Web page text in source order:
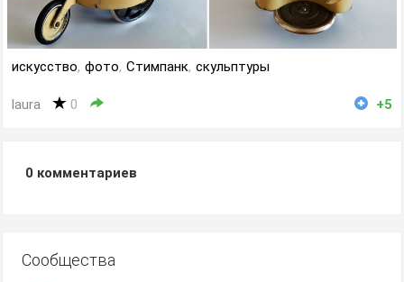
искусство, фото, Стимпанк, скульптуры
laura 0 +5
0 комментариев
Сообщества